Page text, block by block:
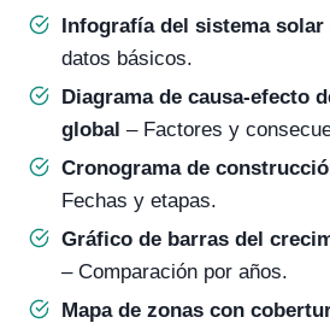
Infografía del sistema solar
datos básicos.
Diagrama de causa-efecto
global – Factores y
Cronograma de
Fechas y etapas.
Gráfico de barras del
– Comparación por años.
Mapa de zonas con